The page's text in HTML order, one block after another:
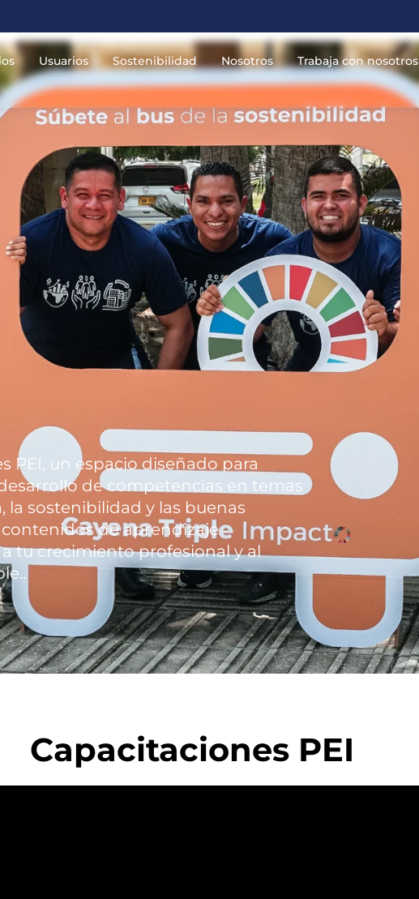
Usuarios Sostenibilidad Nosotros Trabaja con nosotros
PEI, un espacio diseñado para
de competencias en temas
la sostenibilidad y las buenas
contenidos de aprendizaje
tu crecimiento profesional y al
Capacitaciones PEI